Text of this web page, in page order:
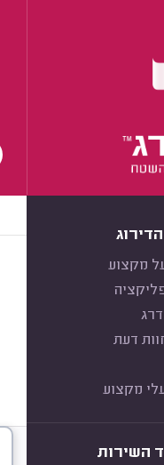
מקצוע
דעת
מקצוע
השירות